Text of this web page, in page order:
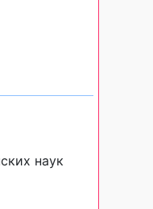
наук